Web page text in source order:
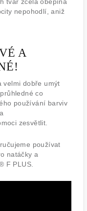
nepohodlí, aniž
A
velmi dobře umýt
co
používání barviv
zesvětlit.
používat
natáčky a
F PLUS.